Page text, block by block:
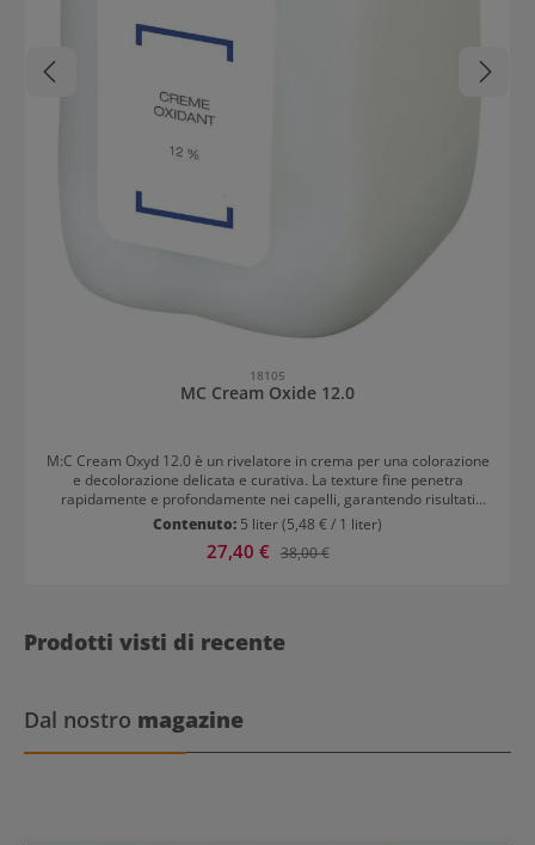
18105
MC Cream Oxide 12.0
M:C Cream Oxyd 12.0 è un rivelatore in crema per una colorazione
e decolorazione delicata e curativa. La texture fine penetra
rapidamente e profondamente nei capelli, garantendo risultati
incredibili. Risultato: tonalità e sfumature brillanti
Contenuto: 5 liter(5,48 € / 1 liter)
Prezzo di vendita:
27,40 € Prezzo normale:
38,00 €
Prodotti visti di recente
Dal nostro magazine